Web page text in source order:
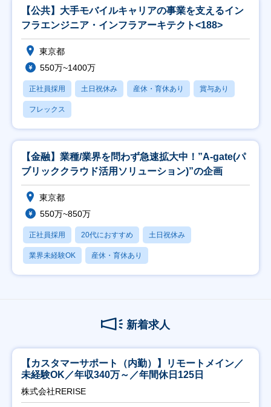
【公共】大手モバイルキャリアの事業を支えるイン
フラエンジニア・インフラアーキテクト<188>
東京都
550万~1400万
正社員採用 土日祝休み 産休・育休あり 賞与あり
フレックス
【金融】業種/業界を問わず急速拡大中！”A-gate(パ
ブリッククラウド活用ソリューション)”の企画
東京都
550万~850万
正社員採用 20代におすすめ 土日祝休み
業界未経験OK 産休・育休あり
新着求人
【カスタマーサポート（内勤）】リモートメイン／
未経験OK／年収340万～／年間休日125日
株式会社RERISE